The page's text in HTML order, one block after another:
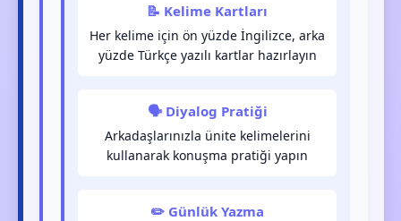
📝 Kelime Kartları
Her kelime için ön yüzde İngilizce, arka
yüzde Türkçe yazılı kartlar hazırlayın
🗣️ Diyalog Pratiği
Arkadaşlarınızla ünite kelimelerini
kullanarak konuşma pratiği yapın
✏️ Günlük Yazma